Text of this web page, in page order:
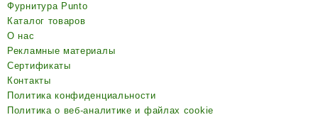
Фурнитура Punto
Каталог товаров
О нас
Рекламные материалы
Сертификаты
Контакты
Политика конфиденциальности
Политика о веб-аналитике и файлах cookie